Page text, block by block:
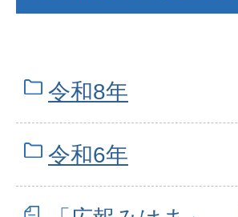
令和8年
令和6年